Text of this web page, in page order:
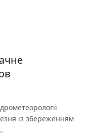
із збереженням